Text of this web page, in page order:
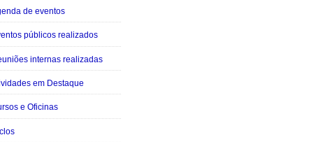
de eventos
públicos realizados
internas realizadas
em Destaque
e Oficinas